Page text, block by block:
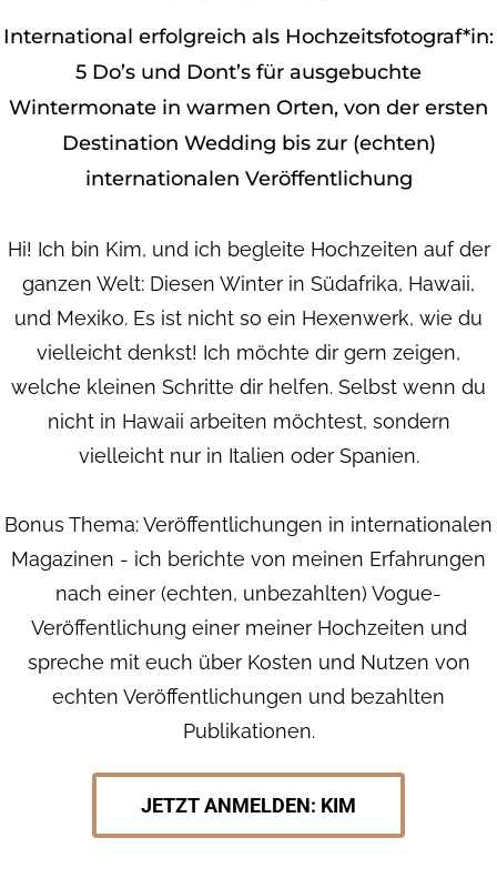
International erfolgreich als Hochzeitsfotograf*in:
5 Do’s und Dont’s für ausgebuchte
Wintermonate in warmen Orten, von der ersten
Destination Wedding bis zur (echten)
internationalen Veröffentlichung
Hi! Ich bin Kim, und ich begleite Hochzeiten auf der
ganzen Welt: Diesen Winter in Südafrika, Hawaii,
und Mexiko. Es ist nicht so ein Hexenwerk, wie du
vielleicht denkst! Ich möchte dir gern zeigen,
welche kleinen Schritte dir helfen. Selbst wenn du
nicht in Hawaii arbeiten möchtest, sondern
vielleicht nur in Italien oder Spanien.
Bonus Thema: Veröffentlichungen in internationalen
Magazinen - ich berichte von meinen Erfahrungen
nach einer (echten, unbezahlten) Vogue-
Veröffentlichung einer meiner Hochzeiten und
spreche mit euch über Kosten und Nutzen von
echten Veröffentlichungen und bezahlten
Publikationen.
JETZT ANMELDEN: KIM